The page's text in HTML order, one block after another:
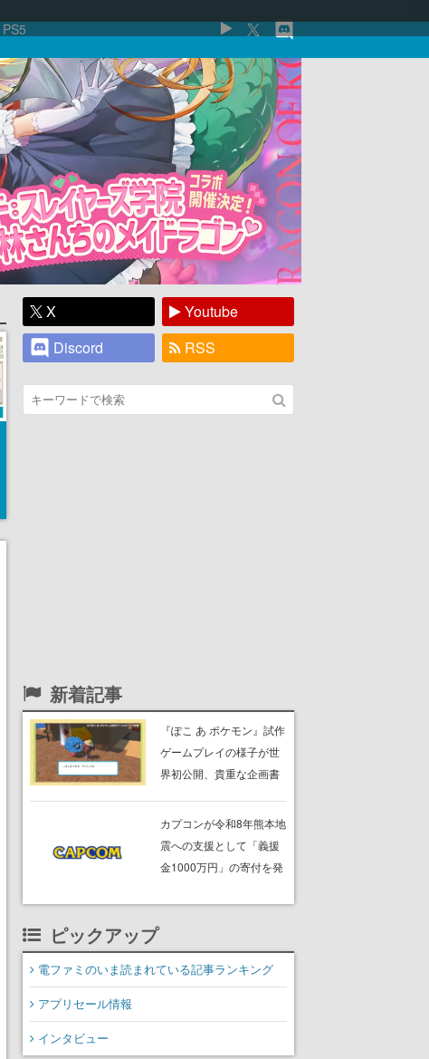
PS5
X
Youtube
Discord
RSS
新着記事
『ぽこ あ ポケモン』試作
ゲームプレイの様子が世
界初公開、貴重な企画書
ームフリーク・大森滋氏
が開発秘話を語る動画が
ゲームフリーク公式
カプコンが令和8年熊本地
震への支援として「義援
金1000万円」の寄付を発
ピックアップ
電ファミのいま読まれている記事ランキング
アプリセール情報
インタビュー